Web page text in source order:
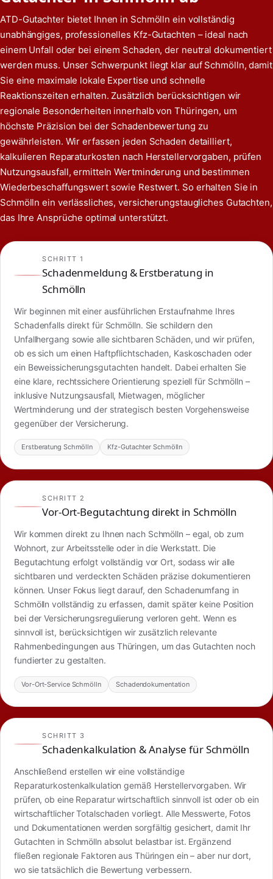
ATD-Gutachter bietet Ihnen in Schmölln ein vollständig
unabhängiges, professionelles Kfz-Gutachten – ideal nach
einem Unfall oder bei einem Schaden, der neutral dokumentiert
werden muss. Unser Schwerpunkt liegt klar auf Schmölln, damit
Sie eine maximale lokale Expertise und schnelle
Reaktionszeiten erhalten. Zusätzlich berücksichtigen wir
regionale Besonderheiten innerhalb von Thüringen, um
höchste Präzision bei der Schadenbewertung zu
gewährleisten. Wir erfassen jeden Schaden detailliert,
kalkulieren Reparaturkosten nach Herstellervorgaben, prüfen
Nutzungsausfall, ermitteln Wertminderung und bestimmen
Wiederbeschaffungswert sowie Restwert. So erhalten Sie in
Schmölln ein verlässliches, versicherungstaugliches Gutachten,
das Ihre Ansprüche optimal unterstützt.
SCHRITT 1
Schadenmeldung & Erstberatung in
Schmölln
Wir beginnen mit einer ausführlichen Erstaufnahme Ihres
Schadenfalls direkt für Schmölln. Sie schildern den
Unfallhergang sowie alle sichtbaren Schäden, und wir prüfen,
ob es sich um einen Haftpflichtschaden, Kaskoschaden oder
ein Beweissicherungsgutachten handelt. Dabei erhalten Sie
eine klare, rechtssichere Orientierung speziell für Schmölln –
inklusive Nutzungsausfall, Mietwagen, möglicher
Wertminderung und der strategisch besten Vorgehensweise
gegenüber der Versicherung.
Erstberatung Schmölln Kfz-Gutachter Schmölln
SCHRITT 2
Vor-Ort-Begutachtung direkt in Schmölln
Wir kommen direkt zu Ihnen nach Schmölln – egal, ob zum
Wohnort, zur Arbeitsstelle oder in die Werkstatt. Die
Begutachtung erfolgt vollständig vor Ort, sodass wir alle
sichtbaren und verdeckten Schäden präzise dokumentieren
können. Unser Fokus liegt darauf, den Schadenumfang in
Schmölln vollständig zu erfassen, damit später keine Position
bei der Versicherungsregulierung verloren geht. Wenn es
sinnvoll ist, berücksichtigen wir zusätzlich relevante
Rahmenbedingungen aus Thüringen, um das Gutachten noch
fundierter zu gestalten.
Vor-Ort-Service Schmölln Schadendokumentation
SCHRITT 3
Schadenkalkulation & Analyse für Schmölln
Anschließend erstellen wir eine vollständige
Reparaturkostenkalkulation gemäß Herstellervorgaben. Wir
prüfen, ob eine Reparatur wirtschaftlich sinnvoll ist oder ob ein
wirtschaftlicher Totalschaden vorliegt. Alle Messwerte, Fotos
und Dokumentationen werden sorgfältig gesichert, damit Ihr
Gutachten in Schmölln absolut belastbar ist. Ergänzend
fließen regionale Faktoren aus Thüringen ein – aber nur dort,
wo sie tatsächlich die Bewertung verbessern.